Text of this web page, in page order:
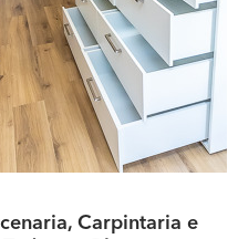
Carpintaria e